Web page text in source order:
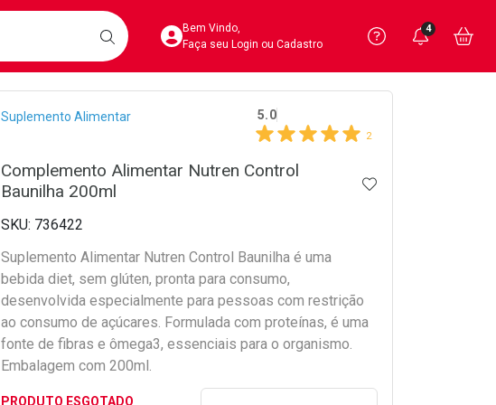
BUSCARAcesse sua Conta
Bem Vindo,
Faça seu Login ou Cadastro
Precisa
Ver Recursos
Você
4
Breadcrumb
Suplemento Alimentar 5.0
2
Complemento Alimentar Nutren Control
Baunilha 200ml
ADICIONAR AOS
736422
Suplemento Alimentar Nutren Control Baunilha é uma
bebida diet, sem glúten, pronta para consumo,
desenvolvida especialmente para pessoas com restrição
ao consumo de açúcares. Formulada com proteínas, é uma
fonte de fibras e ômega3, essenciais para o organismo.
Embalagem com 200ml.
PRODUTO ESGOTADO